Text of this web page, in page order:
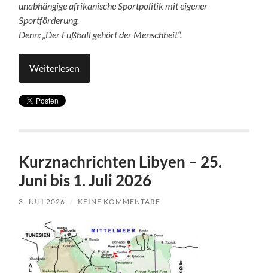
unabhängige afrikanische Sportpolitik mit eigener
Sportförderung.
Denn: „Der Fußball gehört der Menschheit“.
Weiterlesen
Kurznachrichten Libyen – 25.
Juni bis 1. Juli 2026
3. JULI 2026 / KEINE KOMMENTARE